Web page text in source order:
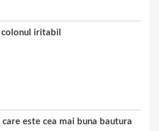
iritabil
este cea mai buna bautura